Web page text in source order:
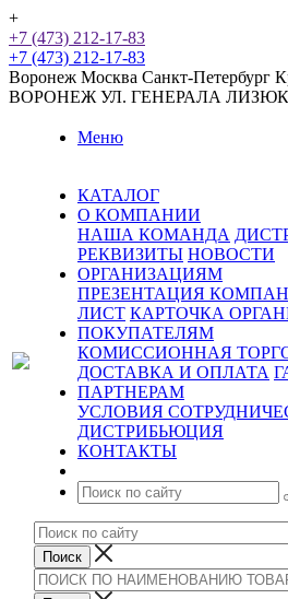
+
+7 (473) 212-17-83
+7 (473) 212-17-83
Воронеж Москва Санкт-Петербург
ВОРОНЕЖ УЛ. ГЕНЕРАЛА
Меню
КАТАЛОГ
О КОМПАНИИ
НАША КОМАНДА
РЕКВИЗИТЫ НОВОСТИ
ОРГАНИЗАЦИЯМ
ПРЕЗЕНТАЦИЯ
ЛИСТ КАРТОЧКА
ПОКУПАТЕЛЯМ
КОМИССИОННАЯ
ДОСТАВКА И ОПЛАТА
ПАРТНЕРАМ
УСЛОВИЯ
ДИСТРИБЬЮЦИЯ
КОНТАКТЫ